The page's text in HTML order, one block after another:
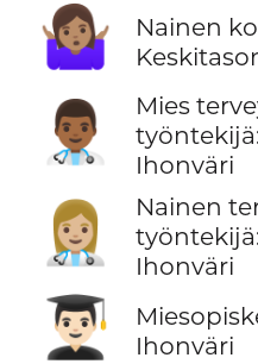
🤷🏽‍♀️
Nainen
👨🏾‍⚕️
Mies
Ihonväri
👩🏼‍⚕️
Nainen
Ihonväri
👨🏻‍🎓
Ihonväri